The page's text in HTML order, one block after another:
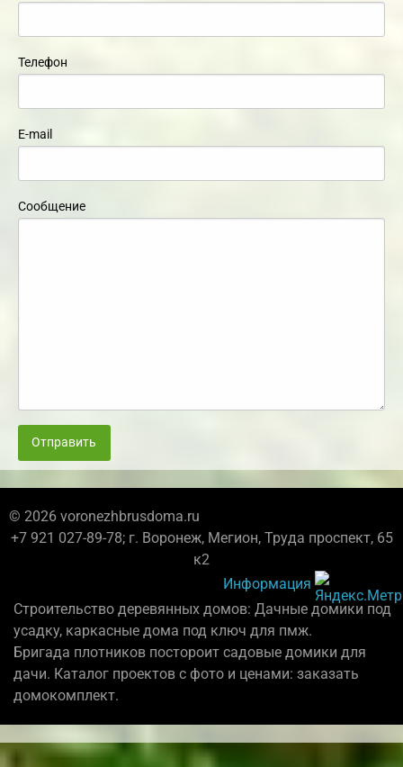
Телефон
E-mail
Сообщение
Отправить
© 2026 voronezhbrusdoma.ru
+7 921 027-89-78; г. Воронеж, Мегион, Труда проспект, 65
к2
Информация
Строительство деревянных домов: Дачные домики под
усадку, каркасные дома под ключ для пмж.
Бригада плотников постороит садовые домики для
дачи. Каталог проектов с фото и ценами: заказать
домокомплект.